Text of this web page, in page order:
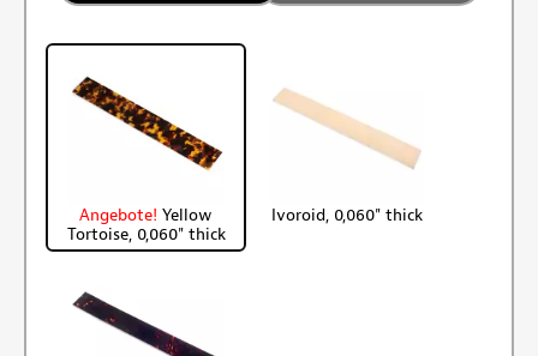
Angebote! Yellow
Tortoise, 0,060" thick
Ivoroid, 0,060" thick